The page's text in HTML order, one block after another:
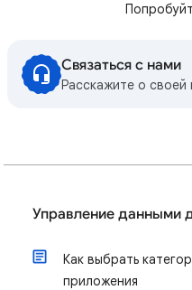
Связаться с нами
Расскажите о
Управление данными
Как выбрать
приложения